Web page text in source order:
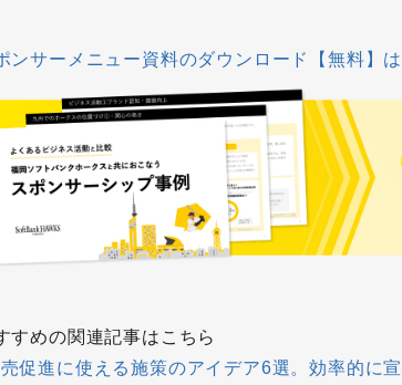
ンサーメニュー資料のダウンロード【無料】
すめの関連記事はこちら
促進に使える施策のアイデア6選。効率的に